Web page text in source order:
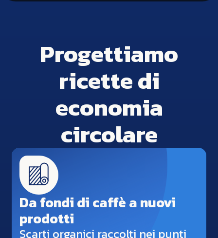
Progettiamo
ricette di
economia
circolare
Da fondi di caffè a nuovi
prodotti
Scarti organici raccolti nei punti